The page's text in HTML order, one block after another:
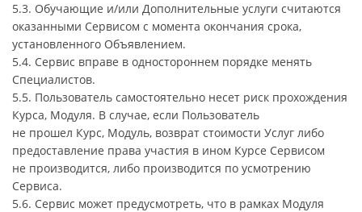
5.3. Обучающие и/или Дополнительные услуги считаются
оказанными Сервисом с момента окончания срока,
установленного Объявлением.
5.4. Сервис вправе в одностороннем порядке менять
Специалистов.
5.5. Пользователь самостоятельно несет риск прохождения
Курса, Модуля. В случае, если Пользователь
не прошел Курс, Модуль, возврат стоимости Услуг либо
предоставление права участия в ином Курсе Сервисом
не производится, либо производится по усмотрению
Сервиса.
5.6. Сервис может предусмотреть, что в рамках Модуля